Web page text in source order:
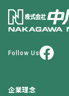
Follow Us
企業理念